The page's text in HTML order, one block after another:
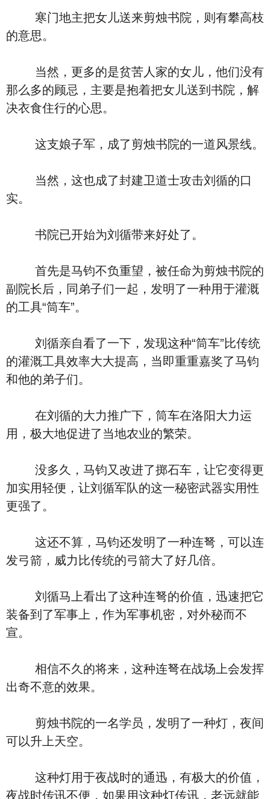
寒门地主把女儿送来剪烛书院，则有攀高枝
的意思。
当然，更多的是贫苦人家的女儿，他们没有
那么多的顾忌，主要是抱着把女儿送到书院，解
决衣食住行的心思。
这支娘子军，成了剪烛书院的一道风景线。
当然，这也成了封建卫道士攻击刘循的口
实。
书院已开始为刘循带来好处了。
首先是马钧不负重望，被任命为剪烛书院的
副院长后，同弟子们一起，发明了一种用于灌溉
的工具“筒车”。
刘循亲自看了一下，发现这种“筒车”比传统
的灌溉工具效率大大提高，当即重重嘉奖了马钧
和他的弟子们。
在刘循的大力推广下，筒车在洛阳大力运
用，极大地促进了当地农业的繁荣。
没多久，马钧又改进了掷石车，让它变得更
加实用轻便，让刘循军队的这一秘密武器实用性
更强了。
这还不算，马钧还发明了一种连弩，可以连
发弓箭，威力比传统的弓箭大了好几倍。
刘循马上看出了这种连弩的价值，迅速把它
装备到了军事上，作为军事机密，对外秘而不
宣。
相信不久的将来，这种连弩在战场上会发挥
出奇不意的效果。
剪烛书院的一名学员，发明了一种灯，夜间
可以升上天空。
这种灯用于夜战时的通迅，有极大的价值，
夜战时传讯不便，如果用这种灯传讯，老远就能